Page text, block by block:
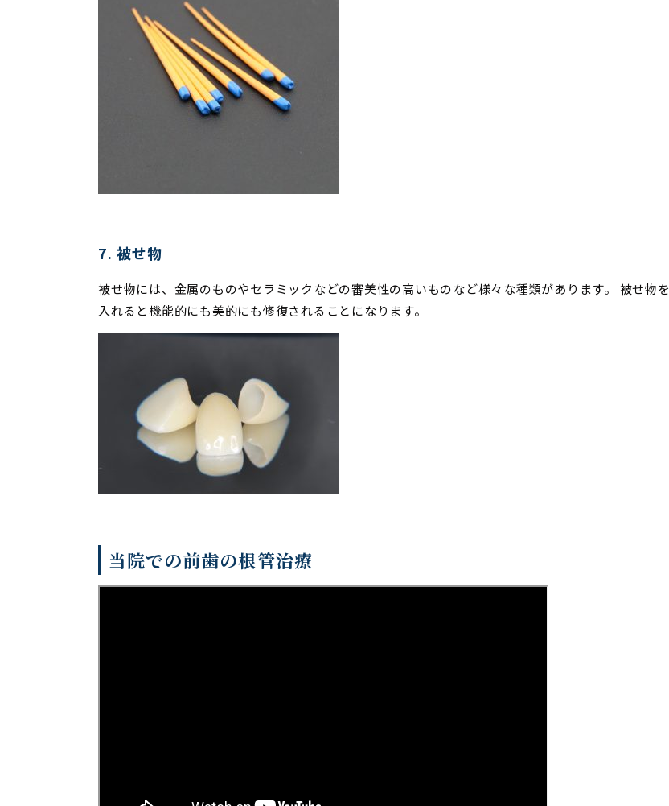
7. 被せ物
被せ物には、金属のものやセラミックなどの審美性の高いものなど様々な種類があります。 被せ物を
入れると機能的にも美的にも修復されることになります。
当院での前歯の根管治療